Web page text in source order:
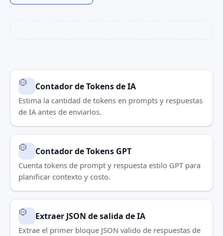
Contador de Tokens de IA
Estima la cantidad de tokens en prompts y respuestas
de IA antes de enviarlos.
Contador de Tokens GPT
Cuenta tokens de prompt y respuesta estilo GPT para
planificar contexto y costo.
Extraer JSON de salida de IA
Extrae el primer bloque JSON valido de respuestas de